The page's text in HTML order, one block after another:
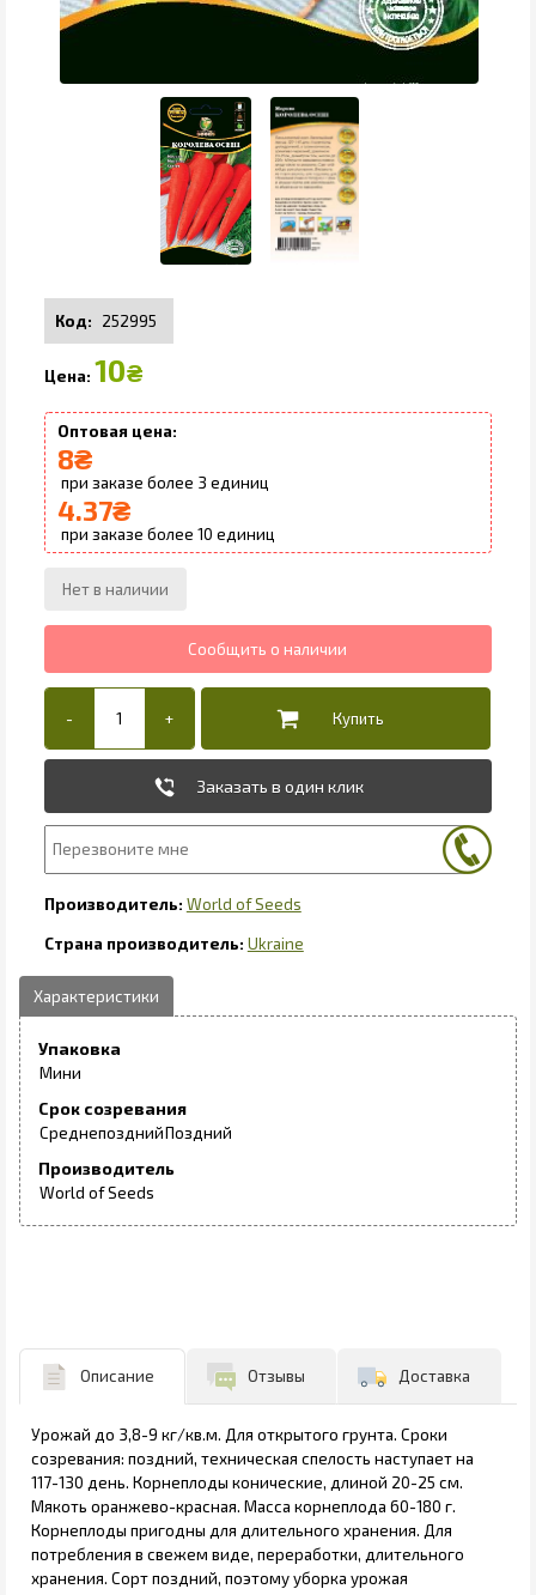
252995
10₴
8₴
3
4.37₴
10
Заказать в один клик
World of Seeds
Ukraine
Упаковка
Мини
Срок созревания
СреднепозднийПоздний
Производитель
World of Seeds
Описание Отзывы Доставка
Урожай до 3,8-9 кг/кв.м. Для открытого грунта. Сроки
созревания: поздний, техническая спелость наступает на
117-130 день. Корнеплоды конические, длиной 20-25 см.
Мякоть оранжево-красная. Масса корнеплода 60-180 г.
Корнеплоды пригодны для длительного хранения. Для
потребления в свежем виде, переработки, длительного
хранения. Сорт поздний, поэтому уборка урожая